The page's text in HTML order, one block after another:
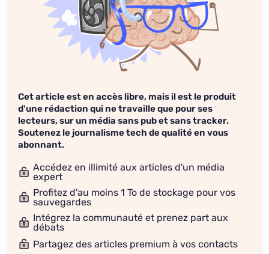
Cet article est en accès libre, mais il est le produit
d'une rédaction qui ne travaille que pour ses
lecteurs, sur un média sans pub et sans tracker.
Soutenez le journalisme tech de qualité en vous
abonnant.
Accédez en illimité aux articles d'un média
expert
Profitez d'au moins 1 To de stockage pour vos
sauvegardes
Intégrez la communauté et prenez part aux
débats
Partagez des articles premium à vos contacts